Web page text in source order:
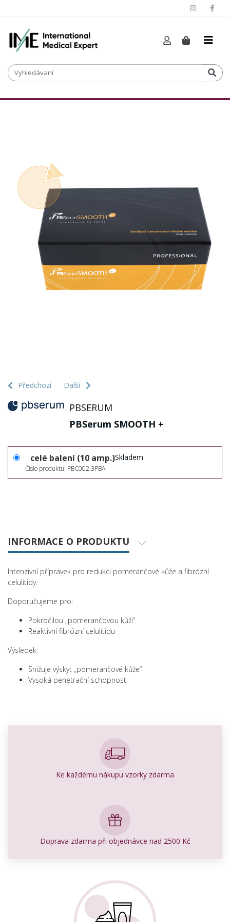
Předchozí Další
PBSERUM
PBSerum SMOOTH +
celé balení (10 amp.)
Číslo produktu: PBC002.3PBA
Skladem
INFORMACE O PRODUKTU
Intenzivní přípravek pro redukci pomerančové kůže a fibrózní
celulitidy.
Doporučujeme pro:
Pokročilou „pomerančovou kůži“
Reaktivní fibrózní celulitidu
Výsledek:
Snižuje výskyt „pomerančové kůže“
Vysoká penetrační schopnost
Ke každému nákupu vzorky zdarma
Doprava zdarma při objednávce nad 2500 Kč